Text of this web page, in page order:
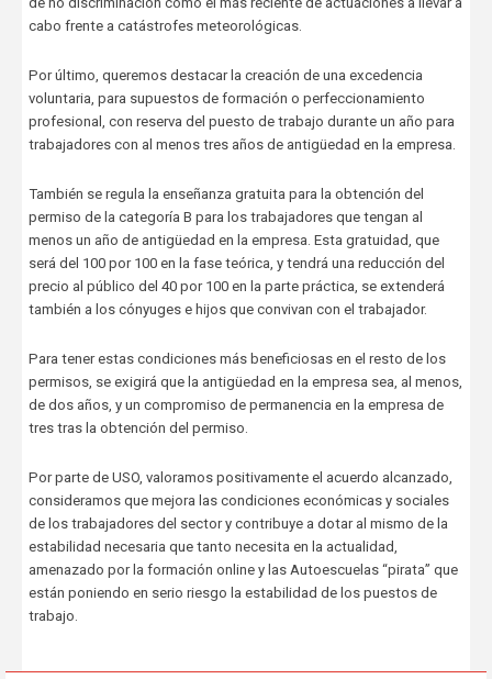
cabo frente a catástrofes meteorológicas.
Por último, queremos destacar la creación de una excedencia
voluntaria, para supuestos de formación o perfeccionamiento
profesional, con reserva del puesto de trabajo durante un año para
trabajadores con al menos tres años de antigüedad en la empresa.
También se regula la enseñanza gratuita para la obtención del
permiso de la categoría B para los trabajadores que tengan al
menos un año de antigüedad en la empresa. Esta gratuidad, que
será del 100 por 100 en la fase teórica, y tendrá una reducción del
precio al público del 40 por 100 en la parte práctica, se extenderá
también a los cónyuges e hijos que convivan con el trabajador.
Para tener estas condiciones más beneficiosas en el resto de los
permisos, se exigirá que la antigüedad en la empresa sea, al menos,
de dos años, y un compromiso de permanencia en la empresa de
tres tras la obtención del permiso.
Por parte de USO, valoramos positivamente el acuerdo alcanzado,
consideramos que mejora las condiciones económicas y sociales
de los trabajadores del sector y contribuye a dotar al mismo de la
estabilidad necesaria que tanto necesita en la actualidad,
amenazado por la formación online y las Autoescuelas “pirata” que
están poniendo en serio riesgo la estabilidad de los puestos de
trabajo.